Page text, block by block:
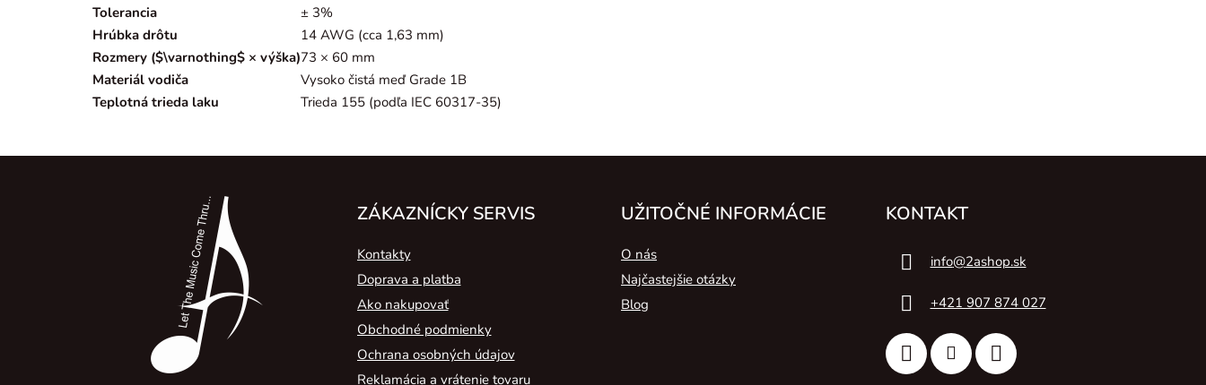
Tolerancia
± 3%
Hrúbka drôtu
14 AWG (cca 1,63 mm)
Rozmery ($\varnothing$ × výška)73 × 60 mm
Materiál vodiča
Vysoko čistá meď Grade 1B
Teplotná trieda laku
Trieda 155 (podľa IEC 60317-35)
ZÁKAZNÍCKY SERVIS
Kontakty
Doprava a platba
Ako nakupovať
Obchodné podmienky
Ochrana osobných údajov
Reklamácia a vrátenie tovaru
UŽITOČNÉ INFORMÁCIE
O nás
Najčastejšie otázky
Blog
KONTAKT
info@2ashop.sk
+421 907 874 027